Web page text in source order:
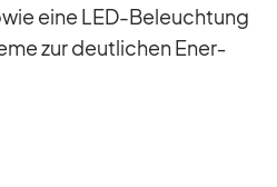
eine LED-Be­leuch­tung
zur deut­li­chen En­er­